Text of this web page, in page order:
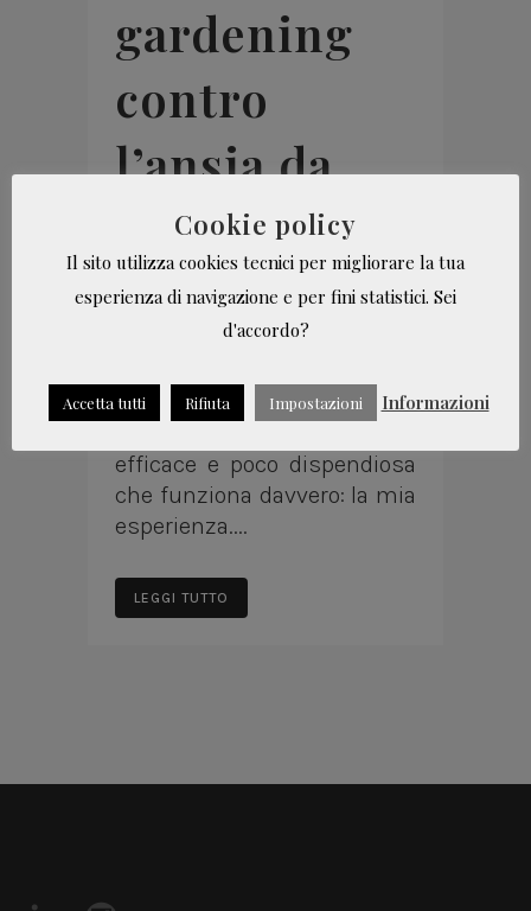
gardening
contro
l’ansia da
isolamento
forzato
Coltivare piante e fiori aiuta
isolamento forzato di
efficace e poco dispendiosa
che funziona davvero: la mia
esperienza....
LEGGI TUTTO
Cookie policy
Il sito utilizza cookies tecnici per migliorare la tua
esperienza di navigazione e per fini statistici. Sei
d'accordo?
Accetta tutti Rifiuta Impostazioni Informazioni